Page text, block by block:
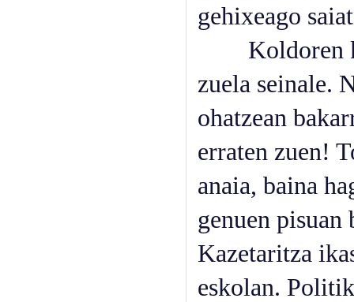
gehixeago
Koldoren
zuela seinale.
ohatzean
erraten zuen!
anaia, baina
genuen
Kazetaritza
eskolan.